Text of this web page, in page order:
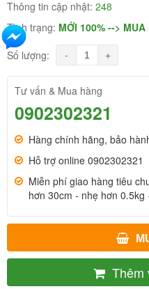
Thông tin cập nhật: 248
Tình trạng: MỚI 100% --> MUA
Số lượng:
- +
Tư vấn & Mua hàng
0902302321
Hàng chính hãng, bảo
Hỗ trợ online 0902302321
Miễn phí giao hàng tiêu
hơn 30cm - nhẹ hơn
Thêm